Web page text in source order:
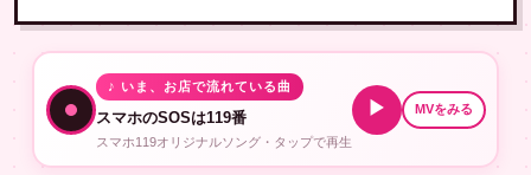
♪ いま、お店で流れている曲
スマホのSOSは119番
スマホ119オリジナルソング・タップで再生
▶ MVをみる